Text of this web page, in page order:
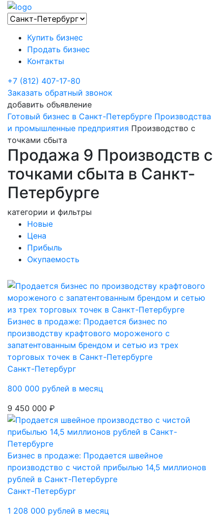
Купить бизнес
Продать бизнес
Контакты
+7 (812) 407-17-80
Заказать обратный звонок
добавить объявление
Готовый бизнес в Санкт-Петербурге Производства
и промышленные предприятия Производство с
точками сбыта
Продажа 9 Производств с
точками сбыта в Санкт-
Петербурге
категории и фильтры
Новые
Цена
Прибыль
Окупаемость
Бизнес в продаже: Продается бизнес по
производству крафтового мороженого с
запатентованным брендом и сетью из трех
торговых точек в Санкт-Петербурге
Санкт-Петербург
800 000 рублей в месяц
9 450 000 ₽
Бизнес в продаже: Продается швейное
производство с чистой прибылью 14,5 миллионов
рублей в Санкт-Петербурге
Санкт-Петербург
1 208 000 рублей в месяц